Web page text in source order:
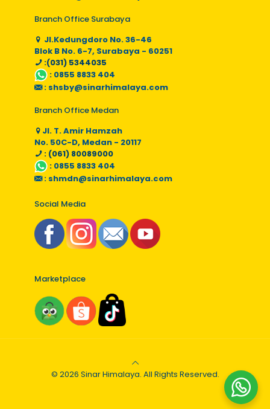
Branch Office Surabaya
Jl.Kedungdoro No. 36-46
Blok B No. 6-7, Surabaya - 60251
:(031) 5344035
: 0855 8833 404
: shsby@sinarhimalaya.com
Branch Office Medan
Jl. T. Amir Hamzah
No. 50C-D, Medan - 20117
: (061) 80089000
: 0855 8833 404
: shmdn@sinarhimalaya.com
Social Media
Marketplace
© 2026 Sinar Himalaya. All Rights Reserved.